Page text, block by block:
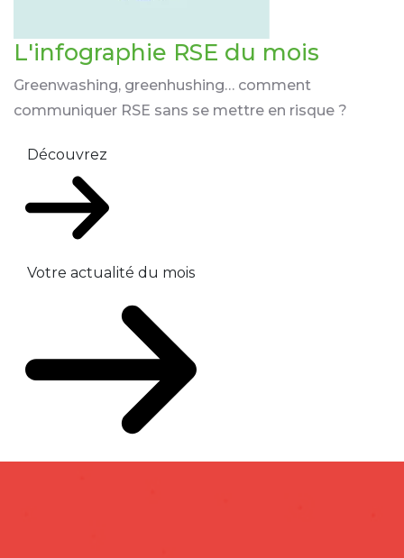
L'infographie RSE du mois
Greenwashing, greenhushing… comment
communiquer RSE sans se mettre en risque ?
Découvrez
Votre actualité du mois